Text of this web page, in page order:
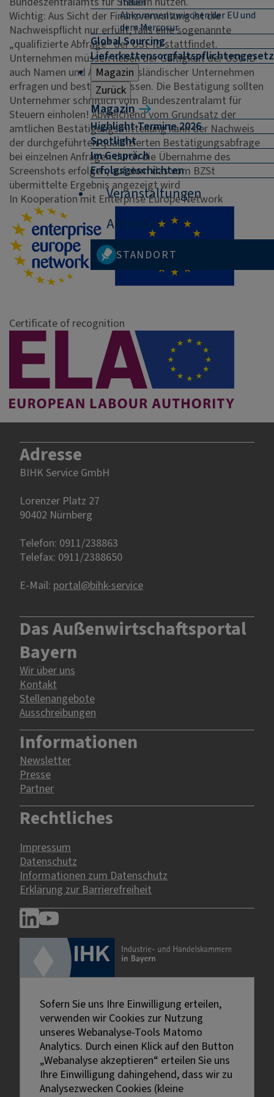
Abkommen zwischen der EU und
dem Mercosur
Global Sourcing
Lieferkettensorgfaltspflichtengesetz
Magazin
Zurück
Magazin
Highlight-Termine 2026
Spotlight
Im Gespräch
Erfolgsgeschichten
Veranstaltungen
Aktuelles
STANDORT
Wichtig: Aus Sicht der Finanzverwaltung ist die
Nachweispflicht nur erfüllt, falls eine sogenannte
„qualifizierte Abfrage“ der USt-ID stattfindet.
Unternehmen müssen neben der Gültigkeit der USt-ID
auch Namen und Adresse ausländischer Unternehmen
erfragen und bestätigen lassen. Die Bestätigung sollten
Unternehmer schriftlich vom Bundeszentralamt für
Steuern einholen! Abweichend vom Grundsatz der
amtlichen Bestätigungsmitteilung kann der Nachweis
der durchgeführten qualifizierten Bestätigungsabfrage
bei einzelnen Anfragen durch die Übernahme des
Screenshots erfolgen, auf dem das vom BZSt
übermittelte Ergebnis angezeigt wird
In Kooperation mit Enterprise Europe Network
Certificate of recognition
Adresse
BIHK Service GmbH
Lorenzer Platz 27
90402 Nürnberg‎‎
Telefon: 0911/238863
Telefax: 0911/2388650
E-Mail: portal@bihk-service
Das Außenwirtschaftsportal
Bayern
Wir über uns
Kontakt
Stellenangebote
Ausschreibungen
Informationen
Newsletter
Presse
Partner
Rechtliches
Impressum
Datenschutz
Informationen zum Datenschutz
Erklärung zur Barrierefreiheit
Sofern Sie uns Ihre Einwilligung erteilen,
verwenden wir Cookies zur Nutzung
unseres Webanalyse-Tools Matomo
Analytics. Durch einen Klick auf den Button
„Webanalyse akzeptieren“ erteilen Sie uns
Ihre Einwilligung dahingehend, dass wir zu
Analysezwecken Cookies (kleine